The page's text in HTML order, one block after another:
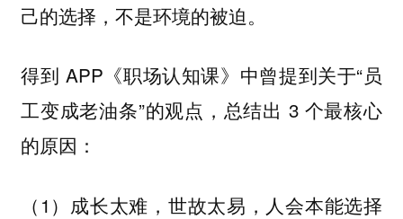
己的选择，不是环境的被迫。
得到 APP《职场认知课》中曾提到关于“员
工变成老油条”的观点，总结出 3 个最核心
的原因：
（1）成长太难，世故太易，人会本能选择